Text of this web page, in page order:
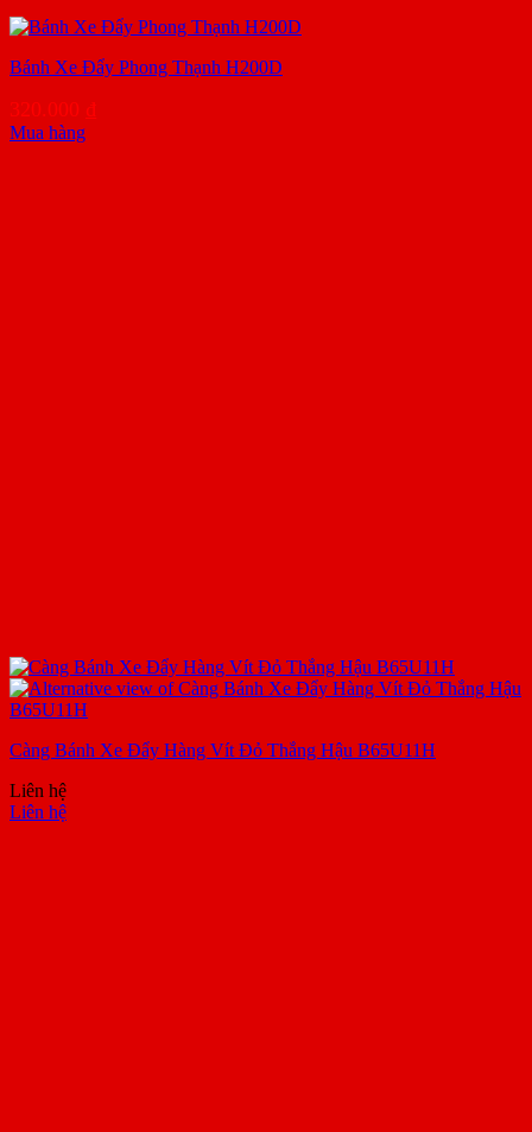
Bánh Xe Đẩy Phong Thạnh H200D
320.000 ₫
Mua hàng
Càng Bánh Xe Đẩy Hàng Vít Đỏ Thắng Hậu B65U11H
Liên hệ
Liên hệ